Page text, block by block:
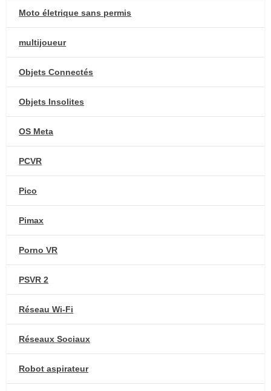
Moto életrique sans permis
multijoueur
Objets Connectés
Objets Insolites
OS Meta
PCVR
Pico
Pimax
Porno VR
PSVR 2
Réseau Wi-Fi
Réseaux Sociaux
Robot aspirateur